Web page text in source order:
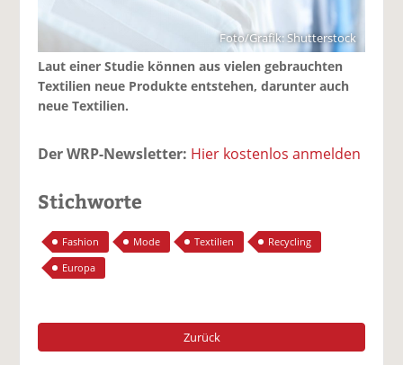
Foto/Grafik: Shutterstock
Laut einer Studie können aus vielen gebrauchten
Textilien neue Produkte entstehen, darunter auch
neue Textilien.
Der WRP-Newsletter: Hier kostenlos anmelden
Stichworte
Fashion Mode Textilien
Recycling
Europa
Zurück